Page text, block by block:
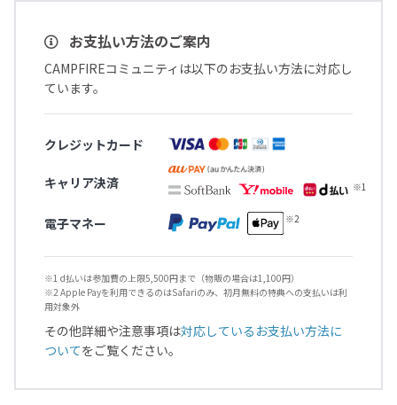
お支払い方法のご案内
CAMPFIREコミュニティは以下のお支払い方法に対応し
ています。
クレジットカード
キャリア決済
電子マネー
※1 d払いは参加費の上限5,500円まで（物販の場合は1,100円）
※2 Apple Payを利用できるのはSafariのみ、初月無料の特典への支払いは利
用対象外
その他詳細や注意事項は対応しているお支払い方法に
ついてをご覧ください。